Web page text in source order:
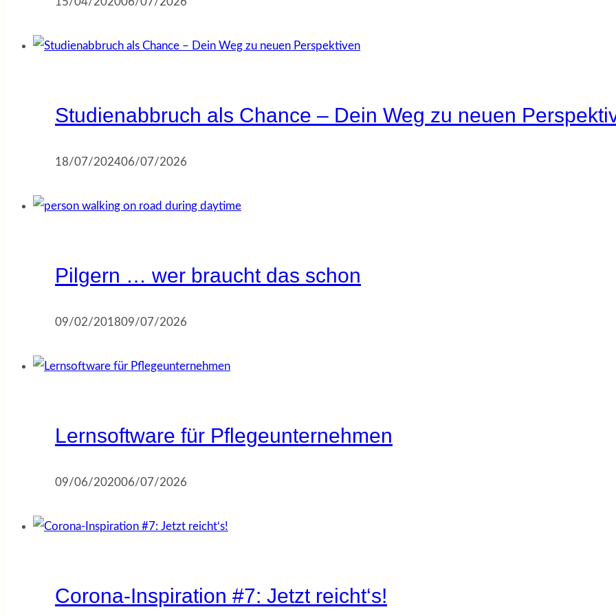
Studienabbruch als Chance – Dein Weg zu neuen
18/07/202406/07/2026
Pilgern … wer braucht das schon
09/02/201809/07/2026
Lernsoftware für Pflegeunternehmen
09/06/202006/07/2026
Corona-Inspiration #7: Jetzt reicht‘s!